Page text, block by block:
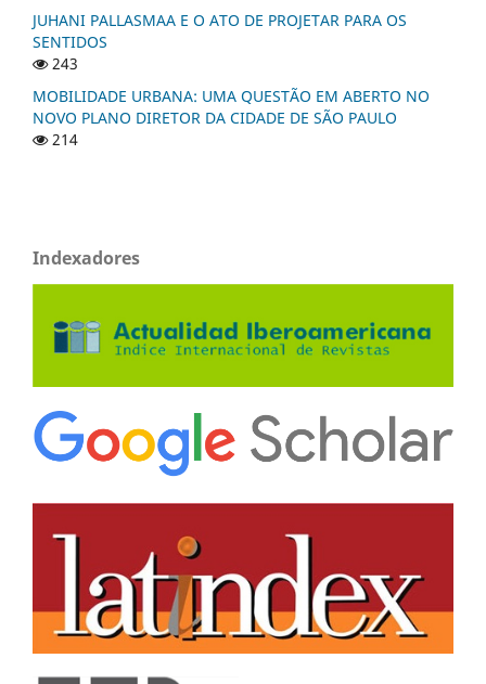
JUHANI PALLASMAA E O ATO DE PROJETAR PARA OS
SENTIDOS
243
MOBILIDADE URBANA: UMA QUESTÃO EM ABERTO NO
NOVO PLANO DIRETOR DA CIDADE DE SÃO PAULO
214
Indexadores